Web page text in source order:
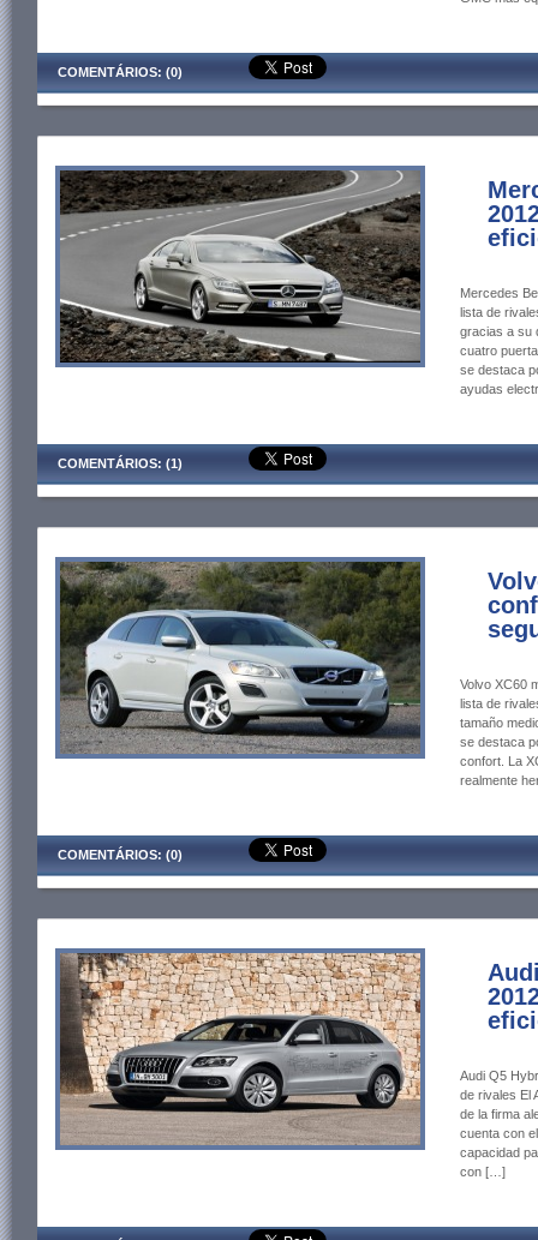
COMENTÁRIOS: (0)
Mercedes
lista de
gracias a su
cuatro
se destaca
ayudas
COMENTÁRIOS: (1)
Volvo XC60
lista de
tamaño
se destaca
confort. La
realmente
COMENTÁRIOS: (0)
Audi Q5
de rivales El
de la firma
cuenta con
capacidad
con […]